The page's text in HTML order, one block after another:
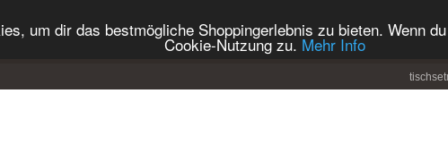
um dir das bestmögliche Shoppingerlebnis zu bieten. Wenn
Cookie-Nutzung zu. Mehr Info